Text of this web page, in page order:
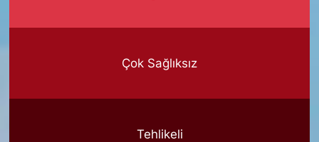
Çok Sağlıksız
Tehlikeli